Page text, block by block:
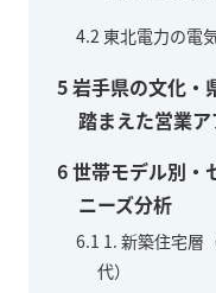
4.2 東北電力の電
5岩手県の文化・
踏まえた営業
6世帯モデル別・
ニーズ分析
6.1 1. 新築住宅層
代）